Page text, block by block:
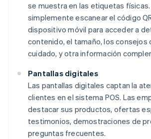
se muestra en las etiquetas
simplemente escanear el código
dispositivo móvil para acceder a
contenido, el tamaño, los consejos
cuidado, y otra información
Pantallas digitales
Las pantallas digitales captan la
clientes en el sistema POS. Las
destacar sus productos, ofertas
testimonios, demostraciones de
preguntas frecuentes.